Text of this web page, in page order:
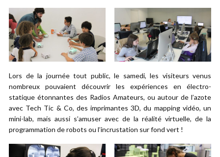
Lors de la journée tout public, le samedi, les visiteurs venus
nombreux pouvaient découvrir les expériences en électro-
statique étonnantes des Radios Amateurs, ou autour de l’azote
avec Tech Tic & Co, des imprimantes 3D, du mapping vidéo, un
mini-lab, mais aussi s’amuser avec de la réalité virtuelle, de la
programmation de robots ou l’incrustation sur fond vert !